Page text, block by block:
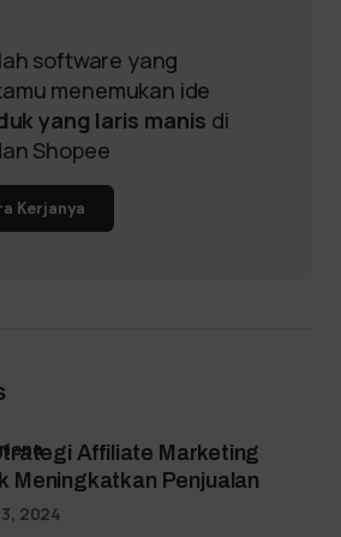
software yang
menemukan ide
yang laris manis di
Shopee
Kerjanya
Affiliate Marketing
Meningkatkan Penjualan
2024